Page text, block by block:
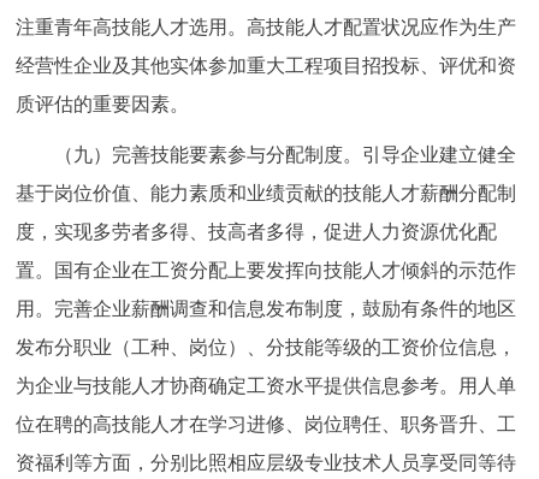
注重青年高技能人才选用。高技能人才配置状况应作为生产
经营性企业及其他实体参加重大工程项目招投标、评优和资
质评估的重要因素。
（九）完善技能要素参与分配制度。引导企业建立健全
基于岗位价值、能力素质和业绩贡献的技能人才薪酬分配制
度，实现多劳者多得、技高者多得，促进人力资源优化配
置。国有企业在工资分配上要发挥向技能人才倾斜的示范作
用。完善企业薪酬调查和信息发布制度，鼓励有条件的地区
发布分职业（工种、岗位）、分技能等级的工资价位信息，
为企业与技能人才协商确定工资水平提供信息参考。用人单
位在聘的高技能人才在学习进修、岗位聘任、职务晋升、工
资福利等方面，分别比照相应层级专业技术人员享受同等待